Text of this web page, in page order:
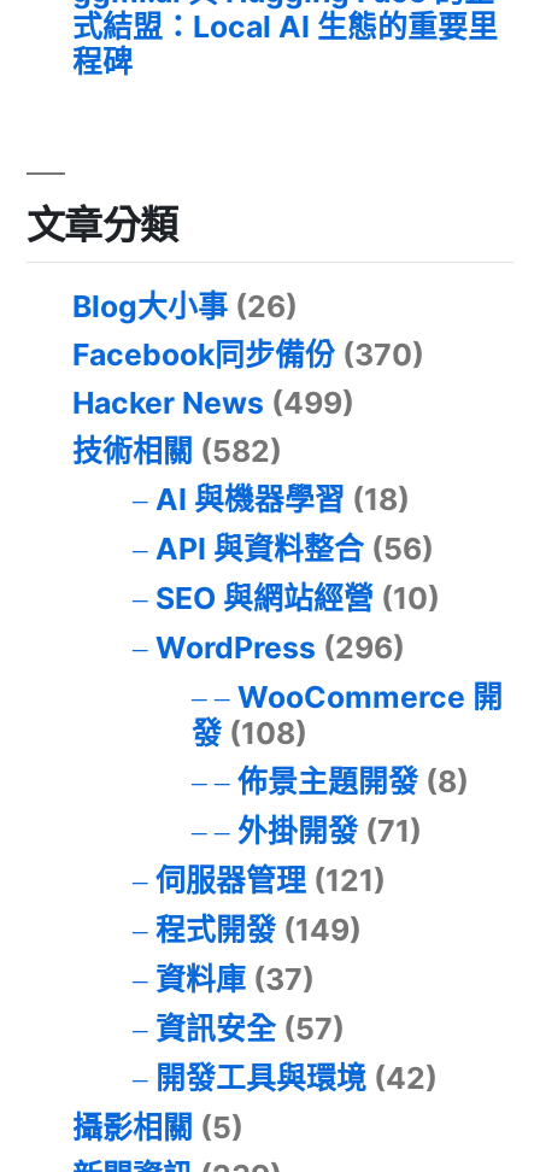
式結盟：Local AI 生態的重要里
程碑
文章分類
Blog大小事 (26)
Facebook同步備份 (370)
Hacker News (499)
技術相關 (582)
AI 與機器學習 (18)
API 與資料整合(56)
SEO 與網站經營 (10)
WordPress (296)
WooCommerce 開
發(108)
佈景主題開發(8)
外掛開發(71)
伺服器管理(121)
程式開發(149)
資料庫(37)
資訊安全(57)
開發工具與環境(42)
攝影相關 (5)